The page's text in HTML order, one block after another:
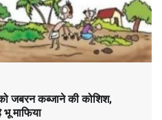
को जबरन कब्जाने की कोशिश,
माफिया